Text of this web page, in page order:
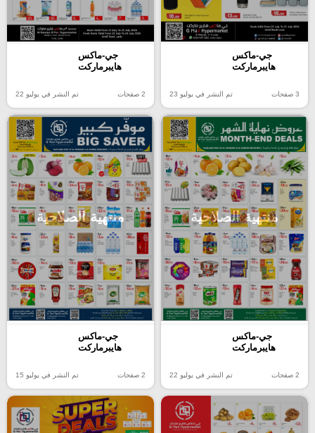
جي-ماكس
هايبرماركت
3 صفحات تم النشر في يوليو 23
جي-ماكس
هايبرماركت
2 صفحات تم النشر في يوليو 22
منتهية الصلاحية
جي-ماكس
هايبرماركت
2 صفحات تم النشر في يوليو 22
منتهية الصلاحية
جي-ماكس
هايبرماركت
2 صفحات تم النشر في يوليو 15